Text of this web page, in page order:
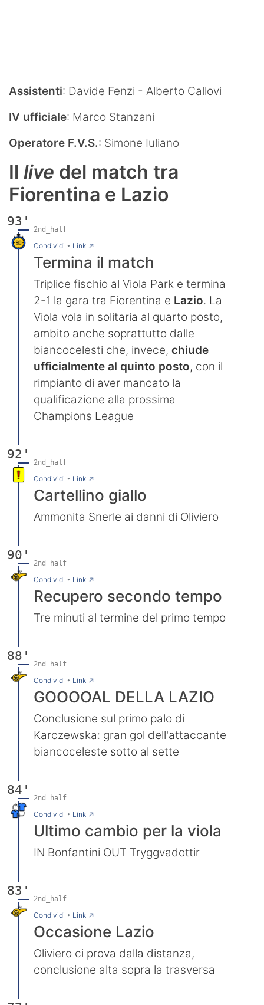
Assistenti: Davide Fenzi - Alberto Callovi
IV ufficiale: Marco Stanzani
Operatore F.V.S.: Simone Iuliano
Il live del match tra
Fiorentina e Lazio
93'
2nd_half
Condividi • Link→
Termina il match
Triplice fischio al Viola Park e termina
2-1 la gara tra Fiorentina e Lazio. La
Viola vola in solitaria al quarto posto,
ambito anche soprattutto dalle
biancocelesti che, invece, chiude
ufficialmente al quinto posto, con il
rimpianto di aver mancato la
qualificazione alla prossima
Champions League
92'
2nd_half
Condividi • Link→
Cartellino giallo
Ammonita Snerle ai danni di Oliviero
90'
2nd_half
Condividi • Link→
Recupero secondo tempo
Tre minuti al termine del primo tempo
88'
2nd_half
Condividi • Link→
GOOOOAL DELLA LAZIO
Conclusione sul primo palo di
Karczewska: gran gol dell'attaccante
biancoceleste sotto al sette
84'
2nd_half
Condividi • Link→
Ultimo cambio per la viola
IN Bonfantini OUT Tryggvadottir
83'
2nd_half
Condividi • Link→
Occasione Lazio
Oliviero ci prova dalla distanza,
conclusione alta sopra la trasversa